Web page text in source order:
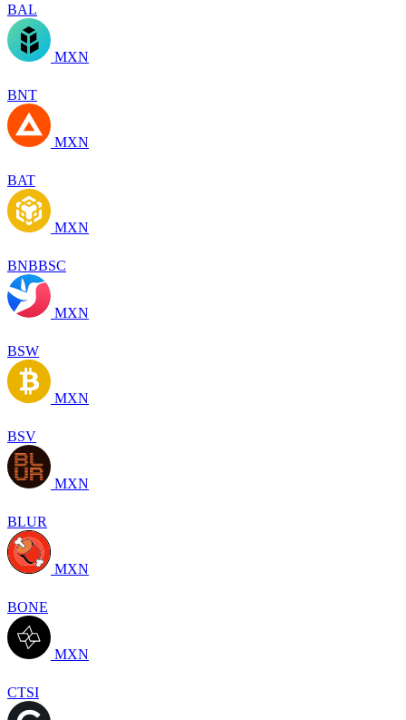
BAL
MXN
BNT
MXN
BAT
MXN
BNBBSC
MXN
BSW
MXN
BSV
MXN
BLUR
MXN
BONE
MXN
CTSI